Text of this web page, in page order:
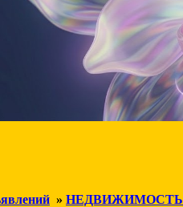
» НЕДВИЖИМОСТЬ